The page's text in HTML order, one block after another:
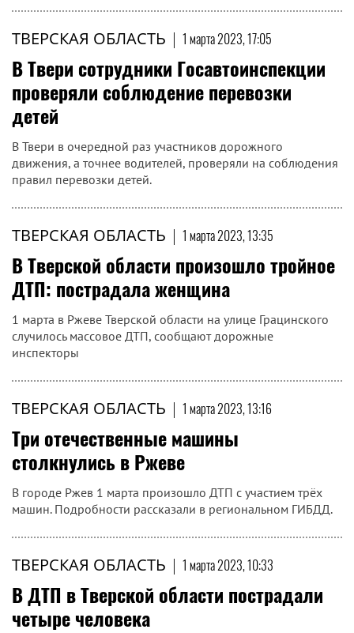
ТВЕРСКАЯ ОБЛАСТЬ | 1 марта 2023, 17:05
В Твери сотрудники Госавтоинспекции
проверяли соблюдение перевозки
детей
В Твери в очередной раз участников дорожного
движения, а точнее водителей, проверяли на соблюдения
правил перевозки детей.
ТВЕРСКАЯ ОБЛАСТЬ | 1 марта 2023, 13:35
В Тверской области произошло тройное
ДТП: пострадала женщина
1 марта в Ржеве Тверской области на улице Грацинского
случилось массовое ДТП, сообщают дорожные
инспекторы
ТВЕРСКАЯ ОБЛАСТЬ | 1 марта 2023, 13:16
Три отечественные машины
столкнулись в Ржеве
В городе Ржев 1 марта произошло ДТП с участием трёх
машин. Подробности рассказали в региональном ГИБДД.
ТВЕРСКАЯ ОБЛАСТЬ | 1 марта 2023, 10:33
В ДТП в Тверской области пострадали
четыре человека